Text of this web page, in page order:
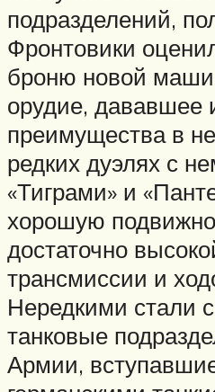
подразделений,
Фронтовики
броню новой
орудие, дававшее
преимущества в
редких дуэлях с
«Тиграми» и
хорошую
достаточно
трансмиссии и
Нередкими стали
танковые
Армии,